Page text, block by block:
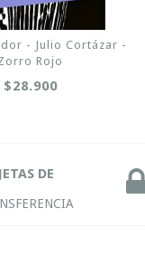
- Julio Cortázar -
Rojo
$28.900
DE